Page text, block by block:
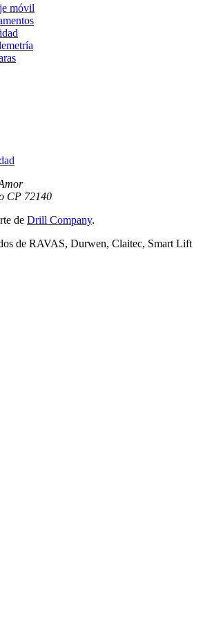
móvil
CP 72140
de Drill Company.
de RAVAS, Durwen, Claitec, Smart Lift